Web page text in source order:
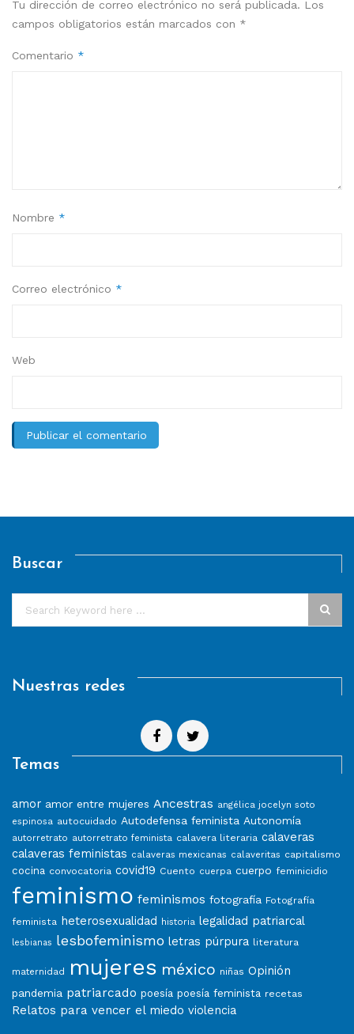
Tu dirección de correo electrónico no será publicada. Los
campos obligatorios están marcados con *
Comentario *
Nombre *
Correo electrónico *
Web
Buscar
Nuestras redes
Temas
amor amor entre mujeres Ancestras angélica jocelyn soto
espinosa autocuidado Autodefensa feminista Autonomía
autorretrato autorretrato feminista calavera literaria calaveras
calaveras feministas calaveras mexicanas calaveritas capitalismo
cocina convocatoria covid19 Cuento cuerpa cuerpo feminicidio
feminismo feminismos fotografía Fotografía
feminista heterosexualidad historia legalidad patriarcal
lesbianas lesbofeminismo letras púrpura literatura
maternidad mujeres méxico niñas Opinión
pandemia patriarcado poesía poesía feminista recetas
Relatos para vencer el miedo violencia